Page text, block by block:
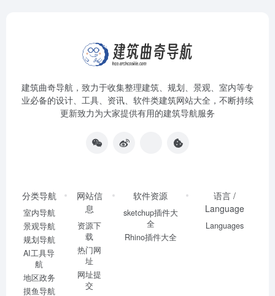
建筑曲奇导航 ，致力于收集整理建筑、规划、景观、室内等专
业必备的设计、工具、资讯、软件类建筑网站大全，不断持续
更新致力为大家提供有用的建筑导航服务
分类导航
室内导航
景观导航
规划导航
AI工具导
航
地区政务
摸鱼导航
网站信
息
资源下
载
热门网
址
网址提
交
软件资源
sketchup插件大
全
Rhino插件大全
语言 /
Language
Languages